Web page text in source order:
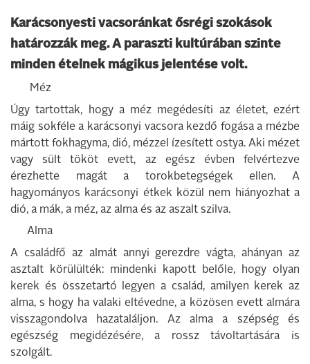
Karácsonyesti vacsoránkat ősrégi szokások
határozzák meg. A paraszti kultúrában szinte
minden ételnek mágikus jelentése volt.
Méz
Úgy tartottak, hogy a méz megédesíti az életet, ezért
máig sokféle a karácsonyi vacsora kezdő fogása a mézbe
mártott fokhagyma, dió, mézzel ízesített ostya. Aki mézet
vagy sült tököt evett, az egész évben felvértezve
érezhette magát a torokbetegségek ellen. A
hagyományos karácsonyi étkek közül nem hiányozhat a
dió, a mák, a méz, az alma és az aszalt szilva.
Alma
A családfő az almát annyi gerezdre vágta, ahányan az
asztalt körülülték: mindenki kapott belőle, hogy olyan
kerek és összetartó legyen a család, amilyen kerek az
alma, s hogy ha valaki eltévedne, a közösen evett almára
visszagondolva hazataláljon. Az alma a szépség és
egészség megidézésére, a rossz távoltartására is
szolgált.